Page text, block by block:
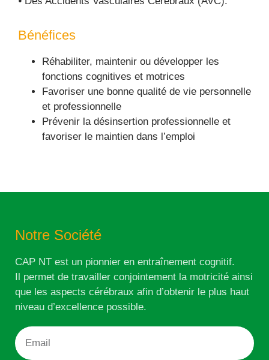
Bénéfices
Réhabiliter, maintenir ou développer les
fonctions cognitives et motrices
Favoriser une bonne qualité de vie personnelle
et professionnelle
Prévenir la désinsertion professionnelle et
favoriser le maintien dans l’emploi
Notre Société
CAP NT est un pionnier en entraînement cognitif.
Il permet de travailler conjointement la motricité ainsi
que les aspects cérébraux afin d’obtenir le plus haut
niveau d’excellence possible.